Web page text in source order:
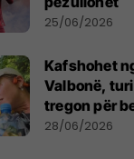
25/06/2026
Kafshohet
Valbonë,
tregon për
mbijetesë
28/06/2026